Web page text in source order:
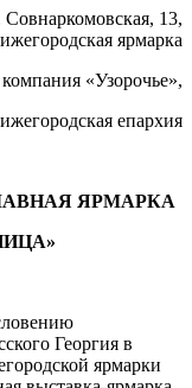
Совнаркомовская, 13,
ярмарка
«Узорочье»,
епархия
ЯРМАРКА
Георгия в
ярмарки